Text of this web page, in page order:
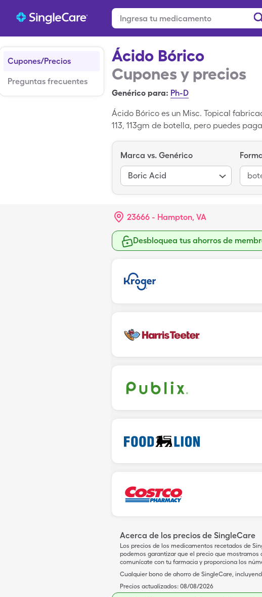
Cupones/Precios
Preguntas frecuentes
Ácido Bórico
Cupones y precios
Genérico para: Ph-D
Ácido Bórico es un Misc. Topical
113, 113gm de botella, pero puedes
Acid un medicamento genérico.
Marca vs. Genérico
Boric Acid
23666 - Hampton, VA
Desbloquea tus ahorros de
Acerca de los precios de SingleCare
Los precios de los medicamentos recetados de
podemos garantizar que el precio que mostramos
comunícate con tu farmacia y proporciona los
Cualquier bono de ahorro de SingleCare,
Precios actualizados: 08/08/2026